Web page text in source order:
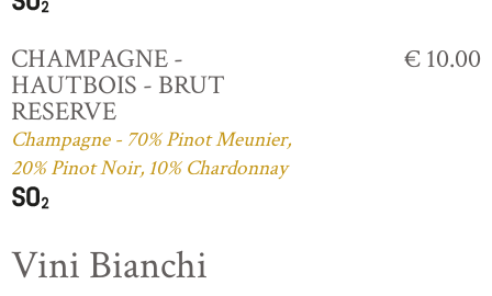
CHAMPAGNE -
HAUTBOIS - BRUT
RESERVE
Champagne - 70% Pinot Meunier,
20% Pinot Noir, 10% Chardonnay
€ 10.00
Vini Bianchi